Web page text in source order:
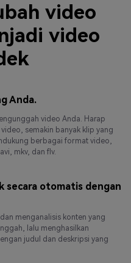
video
video
Anda.
video Anda. Harap
semakin banyak klip yang
berbagai format video,
mkv, dan flv.
secara otomatis dengan
menganalisis konten yang
lalu menghasilkan
judul dan deskripsi yang